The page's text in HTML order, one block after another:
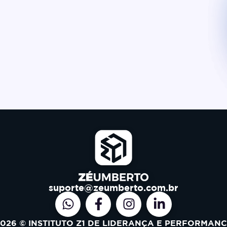
suporte@zeumberto.com.br
© INSTITUTO Z1 DE LIDERANÇA E